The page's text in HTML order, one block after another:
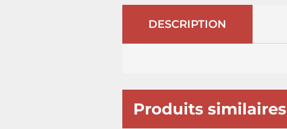
DESCRIPTION
Produits similaires